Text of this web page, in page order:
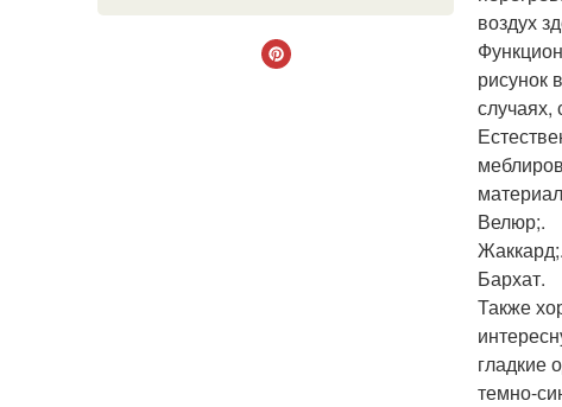
воздух
рисунок
случаях,
Велюр;.
Жаккард;.
Бархат.
Также
гладкие
темно-